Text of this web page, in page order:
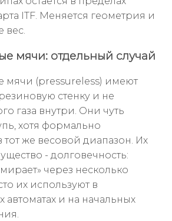
ITF. Меняется геометрия и
вес.
мячи: отдельный случай
мячи (pressureless) имеют
стенку и не
газа внутри. Они чуть
хотя формально
тот же весовой диапазон. Их
- долговечность:
через несколько
их используют в
и на начальных